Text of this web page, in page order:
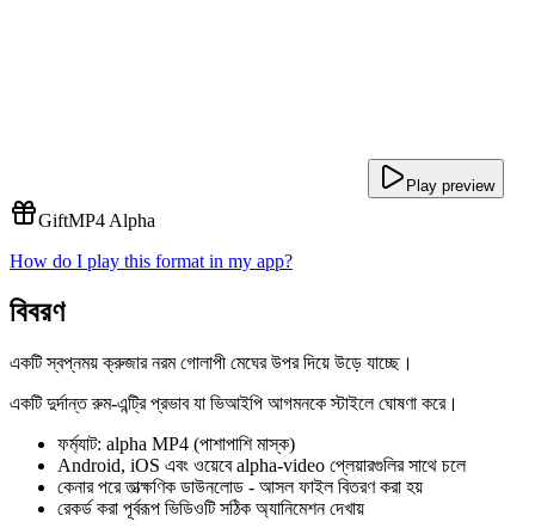
Play preview
GiftMP4 Alpha
How do I play this format in my app?
বিবরণ
একটি স্বপ্নময় ক্রুজার নরম গোলাপী মেঘের উপর দিয়ে উড়ে যাচ্ছে।
একটি দুর্দান্ত রুম-এন্ট্রি প্রভাব যা ভিআইপি আগমনকে স্টাইলে ঘোষণা করে।
ফর্ম্যাট: alpha MP4 (পাশাপাশি মাস্ক)
Android, iOS এবং ওয়েবে alpha-video প্লেয়ারগুলির সাথে চলে
কেনার পরে তাত্ক্ষণিক ডাউনলোড - আসল ফাইল বিতরণ করা হয়
রেকর্ড করা পূর্বরূপ ভিডিওটি সঠিক অ্যানিমেশন দেখায়